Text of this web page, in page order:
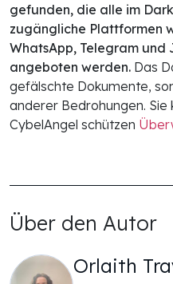
gefunden, die alle im
zugängliche Plattformen
WhatsApp, Telegram und
angeboten werden. Das
gefälschte Dokumente,
anderer Bedrohungen.
CybelAngel schützen
Über den Autor
Orlaith